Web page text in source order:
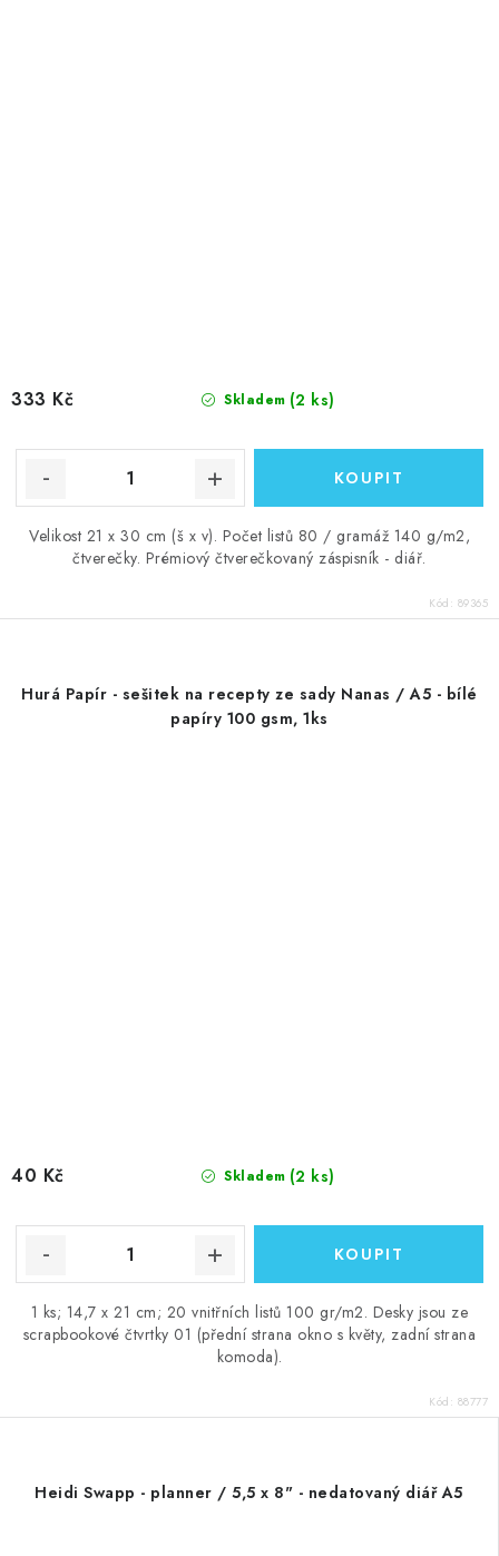
Skladem (2 ks)
333 Kč
Velikost 21 x 30 cm (š x v). Počet listů 80 / gramáž 140 g/m2,
čtverečky. Prémiový čtverečkovaný záspisník - diář.
Kód: 89365
Hurá Papír - sešitek na recepty ze sady Nanas / A5 - bílé
papíry 100 gsm, 1ks
Skladem (2 ks)
40 Kč
1 ks; 14,7 x 21 cm; 20 vnitřních listů 100 gr/m2. Desky jsou ze
scrapbookové čtvrtky 01 (přední strana okno s květy, zadní strana
komoda).
Kód: 88777
Heidi Swapp - planner / 5,5 x 8" - nedatovaný diář A5